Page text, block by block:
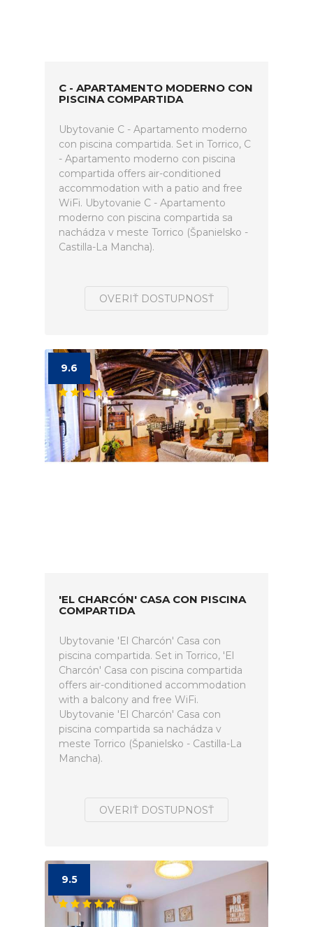
C - APARTAMENTO MODERNO CON
PISCINA COMPARTIDA
Ubytovanie C - Apartamento moderno
con piscina compartida. Set in Torrico, C
- Apartamento moderno con piscina
compartida offers air-conditioned
accommodation with a patio and free
WiFi. Ubytovanie C - Apartamento
moderno con piscina compartida sa
nachádza v meste Torrico (Španielsko -
Castilla-La Mancha).
OVERIŤ DOSTUPNOSŤ
9.6
'EL CHARCÓN' CASA CON PISCINA
COMPARTIDA
Ubytovanie 'El Charcón' Casa con
piscina compartida. Set in Torrico, 'El
Charcón' Casa con piscina compartida
offers air-conditioned accommodation
with a balcony and free WiFi.
Ubytovanie 'El Charcón' Casa con
piscina compartida sa nachádza v
meste Torrico (Španielsko - Castilla-La
Mancha).
OVERIŤ DOSTUPNOSŤ
9.5